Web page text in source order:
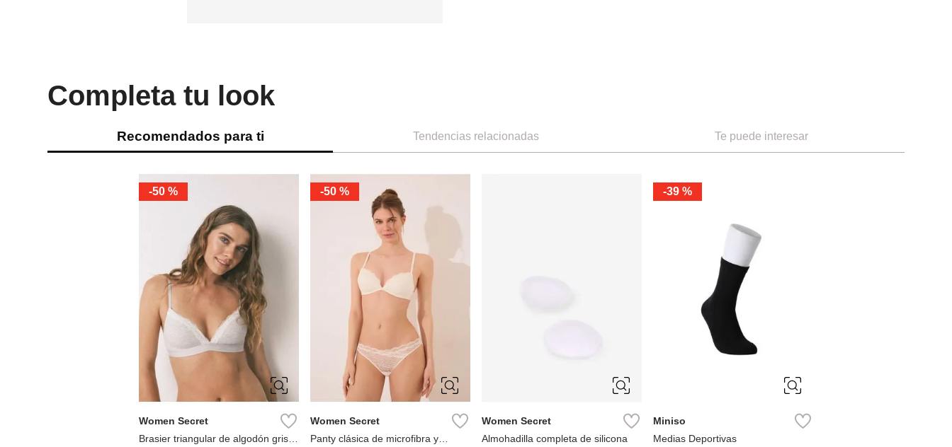
Completa tu look
Recomendados para ti Tendencias relacionadas Te puede interesar
-50 %
90B
Women Secret
Brasier triangular de algodón gris
-50 %
L
M
Women Secret
Panty clásica de microfibra y
Women Secret
Almohadilla completa de silicona
-39 %
Miniso
Medias Deportivas